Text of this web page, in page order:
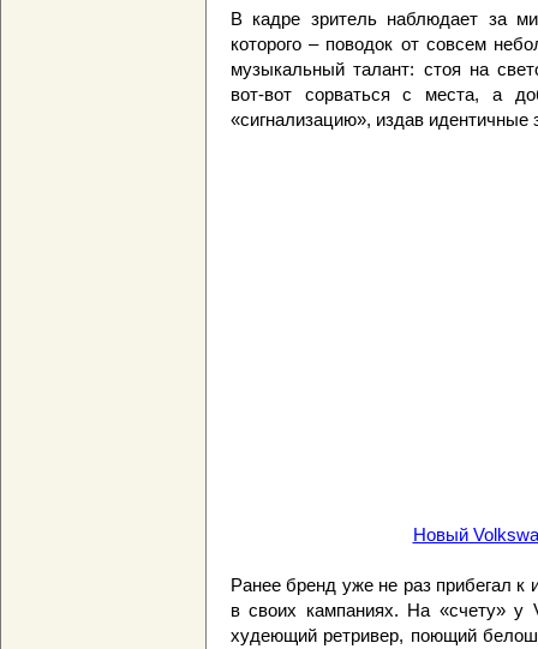
В кадре зритель наблюдает за
которого – поводок от совсем
музыкальный талант: стоя на
вот-вот сорваться с места, а
«сигнализацию», издав идентичные
Новый
Ранее бренд уже не раз прибегал
в своих кампаниях. На «счету» у
худеющий ретривер, поющий